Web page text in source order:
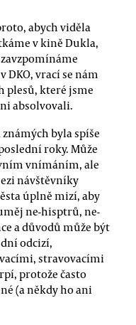
abych viděla
v kině Dukla,
DKO, vrací se nám
plesů, které jsme
absolvovali.
byla spíše
roky. Může
vnímáním, ale
návštěvníky
úplně mizí, aby
ne-hisptrů, ne-
a důvodů může být
odcizí,
stravovacími
protože často
(a někdy ho ani